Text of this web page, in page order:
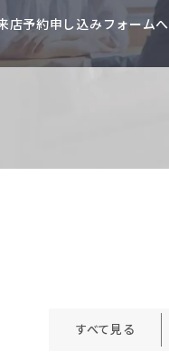
店予約申し込みフォームへ
すべて見る